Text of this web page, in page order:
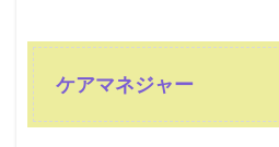
ケアマネジャー